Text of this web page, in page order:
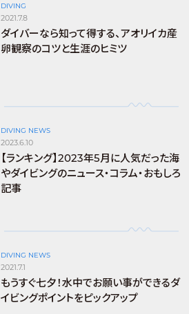
DIVING
2021.7.8
ダイバーなら知って得する、アオリイカ産
卵観察のコツと生涯のヒミツ
DIVING NEWS
2023.6.10
【ランキング】2023年5月に人気だった海
やダイビングのニュース・コラム・おもしろ
記事
DIVING NEWS
2021.7.1
もうすぐ七夕！水中でお願い事ができるダ
イビングポイントをピックアップ